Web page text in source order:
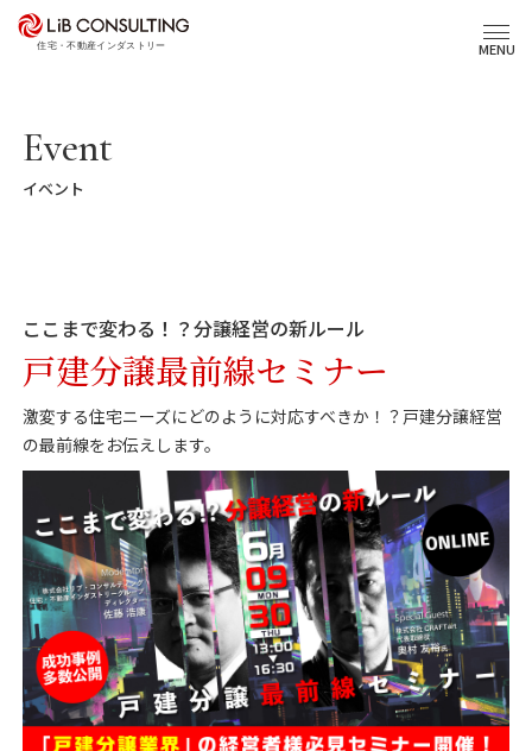
MENU
プロジェクト事例
エキスパート
事業本部理念
会社概要
03-6281-9596
資料請求 最新セミナー
お問い合わせ
Event
イベント
ここまで変わる！？分譲経営の新ルール
戸建分譲最前線セミナー
激変する住宅ニーズにどのように対応すべきか！？戸建分譲経営
の最前線をお伝えします。